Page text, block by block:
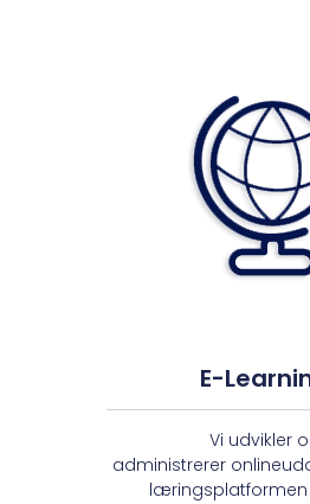
E-
Vi udvikler
administrerer
læringsplatformen